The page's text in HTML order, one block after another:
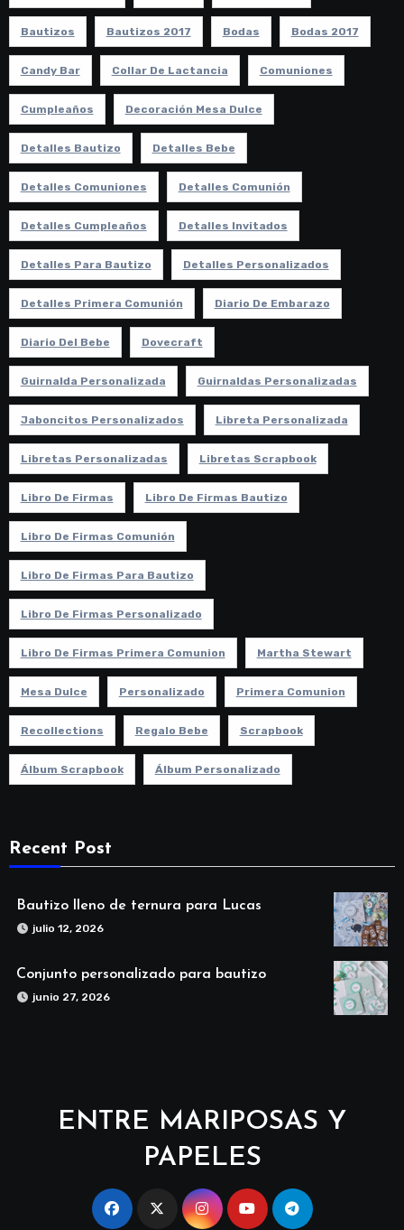
Bautizos Bautizos 2017 Bodas Bodas 2017
Candy Bar Collar De Lactancia Comuniones
Cumpleaños Decoración Mesa Dulce
Detalles Bautizo Detalles Bebe
Detalles Comuniones Detalles Comunión
Detalles Cumpleaños Detalles Invitados
Detalles Para Bautizo Detalles Personalizados
Detalles Primera Comunión Diario De Embarazo
Diario Del Bebe Dovecraft
Guirnalda Personalizada Guirnaldas Personalizadas
Jaboncitos Personalizados Libreta Personalizada
Libretas Personalizadas Libretas Scrapbook
Libro De Firmas Libro De Firmas Bautizo
Libro De Firmas Comunión
Libro De Firmas Para Bautizo
Libro De Firmas Personalizado
Libro De Firmas Primera Comunion Martha Stewart
Mesa Dulce Personalizado Primera Comunion
Recollections Regalo Bebe Scrapbook
Álbum Scrapbook Álbum Personalizado
Recent Post
Bautizo lleno de ternura para Lucas
julio 12, 2026
Conjunto personalizado para bautizo
junio 27, 2026
ENTRE MARIPOSAS Y
PAPELES